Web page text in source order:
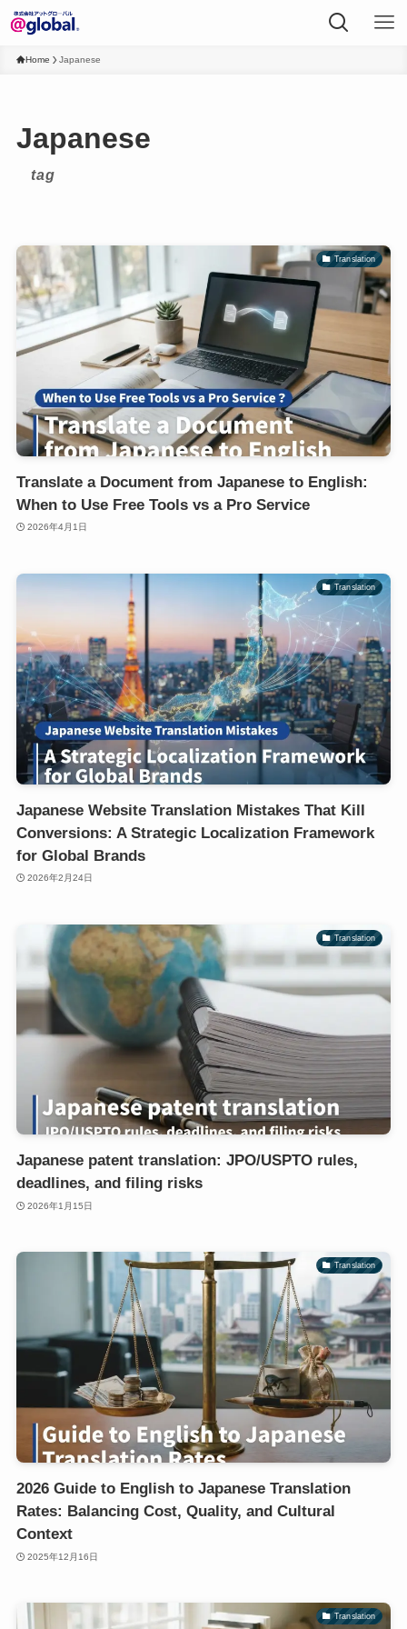
Home Japanese
Japanese
tag
Translation
Translate a Document from Japanese to English:
When to Use Free Tools vs a Pro Service
2026年4月1日
Translation
Japanese Website Translation Mistakes That Kill
Conversions: A Strategic Localization Framework
for Global Brands
2026年2月24日
Translation
Japanese patent translation: JPO/USPTO rules,
deadlines, and filing risks
2026年1月15日
Translation
2026 Guide to English to Japanese Translation
Rates: Balancing Cost, Quality, and Cultural
Context
2025年12月16日
Translation